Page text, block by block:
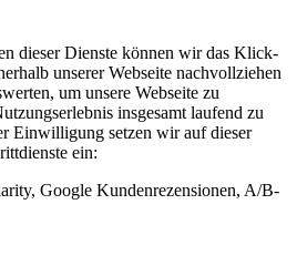
dieser Dienste können wir das Klick-
unserer Webseite nachvollziehen
um unsere Webseite zu
insgesamt laufend zu
Einwilligung setzen wir auf dieser
ein:
Google Kundenrezensionen, A/B-